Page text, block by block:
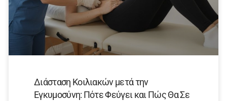
Διάσταση Κοιλιακών μετά την
Εγκυμοσύνη: Πότε Φεύγει και Πώς Θα Σε